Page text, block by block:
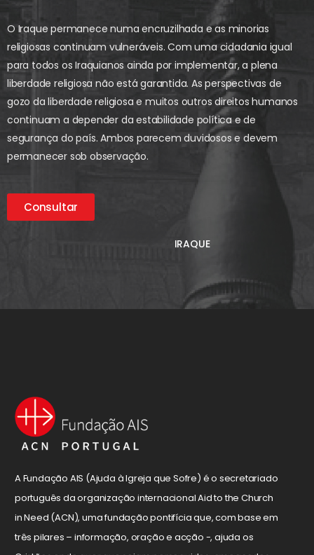
O Iraque permanece numa encruzilhada e as minorias
religiosas continuam vulneráveis. Com uma cidadania igual
para todos os Iraquianos ainda por implementar, a plena
liberdade religiosa não está garantida. As perspectivas de
gozo da liberdade religiosa e muitos outros direitos humanos
continuam a depender da estabilidade política e de
segurança do país. Ambos parecem duvidosos e devem
permanecer sob observação.
Consultar
IRAQUE
A Fundação AIS (Ajuda à Igreja que Sofre) é o secretariado
português da organização internacional Aid to the Church
in Need (ACN), uma fundação pontifícia que, com base em
três pilares – informação, oração e acção -, ajuda os